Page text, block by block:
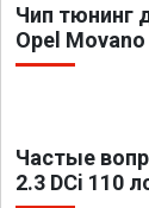
Чип тюнинг
Opel Movano
Частые
2.3 DCi 110